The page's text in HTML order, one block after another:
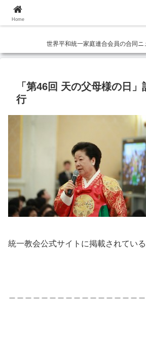
世界平和統一家庭連合会員の合同ニ
「第46回 天の父母様の日
行
統一教会公式サイトに掲載されてい
Home